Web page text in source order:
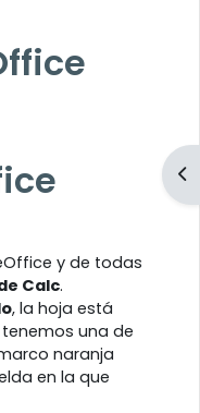
y de todas
Calc.
, la hoja está
una de
naranja
en la que